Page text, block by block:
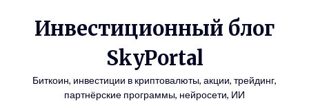
Инвестиционный блог
SkyPortal
Биткоин, инвестиции в криптовалюты, акции, трейдинг,
партнёрские программы, нейросети, ИИ